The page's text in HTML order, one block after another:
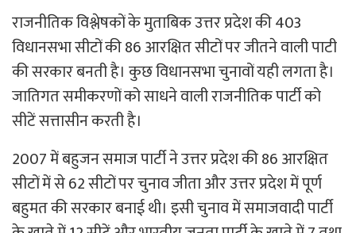
राजनीतिक विश्लेषकों के मुताबिक उत्तर प्रदेश की 403
विधानसभा सीटों की 86 आरक्षित सीटों पर जीतने वाली पाटी
की सरकार बनती है। कुछ विधानसभा चुनावों यही लगता है।
जातिगत समीकरणों को साधने वाली राजनीतिक पार्टी को
सीटें सत्तासीन करती है।
2007 में बहुजन समाज पार्टी ने उत्तर प्रदेश की 86 आरक्षित
सीटों में से 62 सीटों पर चुनाव जीता और उत्तर प्रदेश में पूर्ण
बहुमत की सरकार बनाई थी। इसी चुनाव में समाजवादी पार्टी